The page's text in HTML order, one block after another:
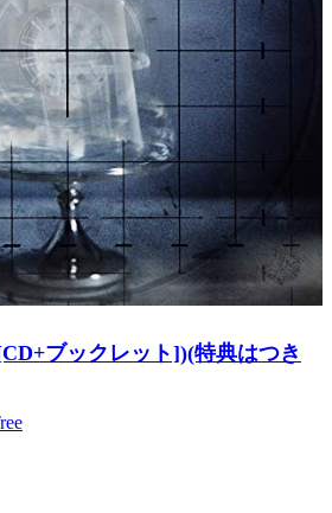
ブックレット])(特典はつき